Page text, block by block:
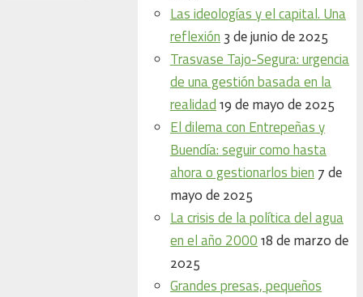
Las ideologías y el capital. Una
reflexión 3 de junio de 2025
Trasvase Tajo-Segura: urgencia
de una gestión basada en la
realidad 19 de mayo de 2025
El dilema con Entrepeñas y
Buendía: seguir como hasta
ahora o gestionarlos bien 7 de
mayo de 2025
La crisis de la política del agua
en el año 2000 18 de marzo de
2025
Grandes presas, pequeños